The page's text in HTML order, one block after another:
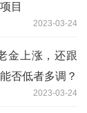
目
2023-03-24
金上涨，还跟
否低者多调？
2023-03-24